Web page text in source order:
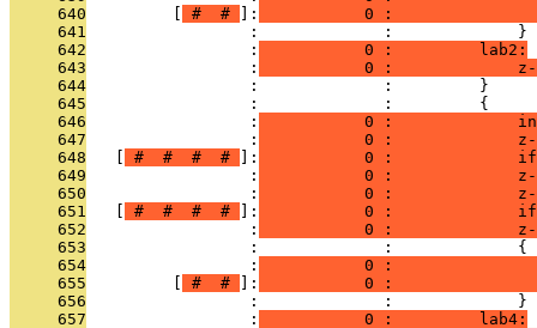
     640
# # ]:
0 :
     641
                 :             :             }
     642
                 :
           0 :         lab2:
     643
                 :
0 :
     644
                 :             :         }
     645
                 :             :         {
     646
                 :
0 :
     647
                 :
0 :
     648
# # # # ]:
0 :
     649
                 :
0 :
     650
                 :
0 :
     651
# # # # ]:
0 :
     652
                 :
0 :
     653
                 :             :             {
     654
                 :
0 :
     655
# # ]:
0 :
     656
                 :             :             }
     657
                 :
           0 :         lab4: